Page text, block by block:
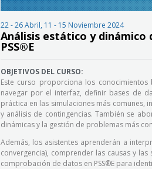
»
22 - 26 Abril, 11 - 15 Noviembre 2024
Análisis estático y dinámico
PSS®E
OBJETIVOS DEL CURSO:
Este curso proporciona los
navegar por el interfaz, definir bases de
práctica en las simulaciones más comunes,
y análisis de contingencias. También se
dinámicas y la gestión de problemas más
Además, los asistentes aprenderán a
convergencia), comprender las causas y
comprobación de datos en PSS®E para